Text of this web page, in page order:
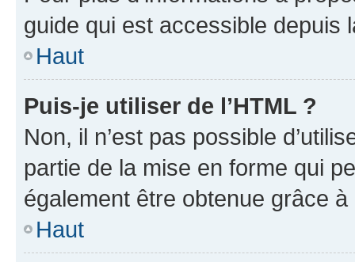
guide qui est accessible depuis
Haut
Puis-je utiliser de l’HTML ?
Non, il n’est pas possible
partie de la mise en forme qui
également être obtenue grâce à
Haut